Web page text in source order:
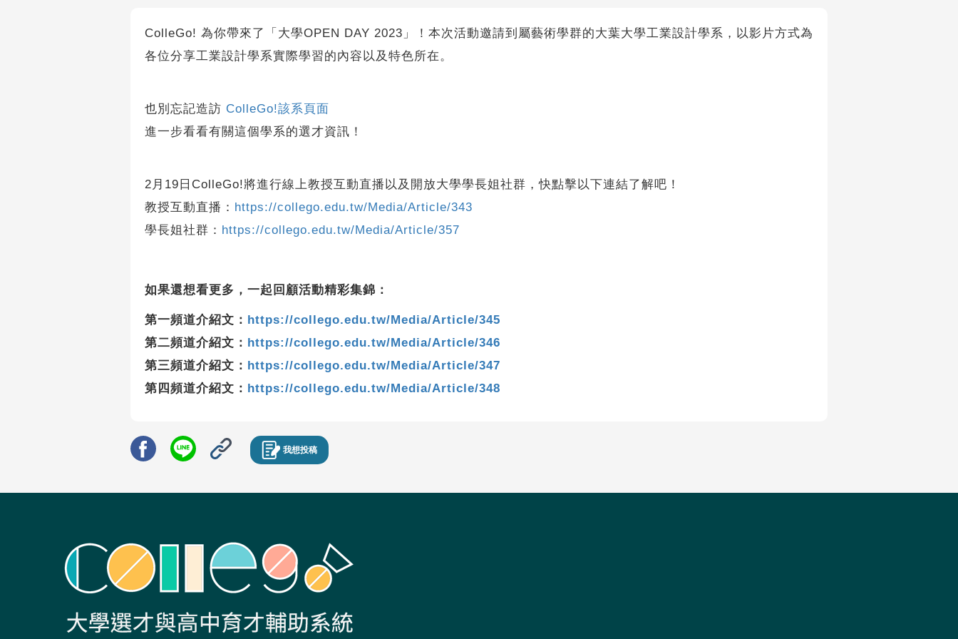
ColleGo! 為你帶來了「大學OPEN DAY 2023」！本次活動邀請到屬藝術學群的大葉大學工業設計學系，以影片方式為
各位分享工業設計學系實際學習的內容以及特色所在。
也別忘記造訪 ColleGo!該系頁面
進一步看看有關這個學系的選才資訊！
2月19日ColleGo!將進行線上教授互動直播以及開放大學學長姐社群，快點擊以下連結了解吧！
教授互動直播： https://collego.edu.tw/Media/Article/343
學長姐社群： https://collego.edu.tw/Media/Article/357
如果還想看更多，一起回顧活動精彩集錦：
第一頻道介紹文： https://collego.edu.tw/Media/Article/345
第二頻道介紹文： https://collego.edu.tw/Media/Article/346
第三頻道介紹文： https://collego.edu.tw/Media/Article/347
第四頻道介紹文： https://collego.edu.tw/Media/Article/348
我想投稿